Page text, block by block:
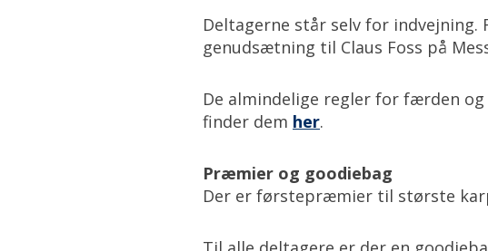
Deltagerne står selv for
genudsætning til Claus Foss på
De almindelige regler for færden
finder dem her.
Præmier og goodiebag
Der er førstepræmier til største